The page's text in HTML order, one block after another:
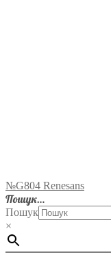
№G804 Renesans
Пошук…
Пошук
×